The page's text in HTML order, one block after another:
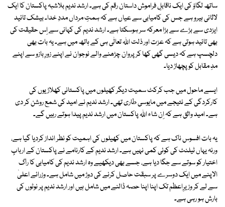
ساتھ لگاؤ کی ایک ناقابلِ فراموش داستان رقم کی ہے۔ ارشد ندیم بلاشبہ پاکستان کا ایک
لاثانی ہیرو ہے جس کی کامیابی سے عیاں ہے کہ ہمتِ مرداں مددِ خدا۔ بیشک تائید
ایزدی سے بڑے سے بڑا معرکہ سر ہوسکتا ہے۔ ارشد ندیم کی کہانی سے اِس حقیقت کی
بھی تائید ہوتی ہے کہ عزت اور ذلت اللہ تعالٰی ہی کے ہاتھ میں ہے۔ یہ بات بھی
دلچسپ ہے کہ دیسی گھی کھا کر پروان چڑھنے والے نوجوان نے اپنے زورِ بازو سے اپنے
مدِ مقابل کو پچھاڑ دیا۔
ایسے ماحول میں جب کرکٹ سمیت دیگر کھیلوں میں پاکستانی کھلاڑیوں کی
کارکردگی کے نتیجے میں مایوسی طاری تھی۔ ارشد ندیم نے امید کی شمع روشن کر دی
ہے۔ امید واثق ہے کہ اِن شاء اللہ پاکستان میں ارشد ندیم پیدا ہوتے رہیں گے۔
یہ بات افسوس ناک ہے کہ پاکستان میں کھیلوں کی اہمیت کو نظر انداز کردیا گیا ہے،
ورنہ یہاں ٹیلنٹ کی کوئی کمی نہیں ہے۔ ارشد ندیم کے کارنامے نے پاکستان کے اربابِ
اختیار کو سوتے سے جگا دیا ہے، جسے بھی دیکھیے وہ ارشد ندیم کی کامیابی کا راگ
الاپنے میں ایک دوسرے پر سبقت حاصل کرنے کی دوڑ میں شامل ہے۔ وزرائے اعلیٰ
سے لے کر وزیرِاعظم تک اپنا اپنا حصہ ڈالنے میں شامل ہیں اور ارشد ندیم پر نوٹوں کی
بارش ہو رہی ہے۔